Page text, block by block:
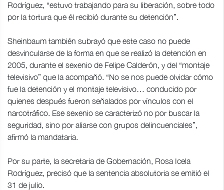
Rodríguez, “estuvo trabajando para su liberación, sobre todo
por la tortura que él recibió durante su detención”.
Sheinbaum también subrayó que este caso no puede
desvincularse de la forma en que se realizó la detención en
2005, durante el sexenio de Felipe Calderón, y del “montaje
televisivo” que la acompañó. “No se nos puede olvidar cómo
fue la detención y el montaje televisivo… conducido por
quienes después fueron señalados por vínculos con el
narcotráfico. Ese sexenio se caracterizó no por buscar la
seguridad, sino por aliarse con grupos delincuenciales”,
afirmó la mandataria.
Por su parte, la secretaria de Gobernación, Rosa Icela
Rodríguez, precisó que la sentencia absolutoria se emitió el
31 de julio.